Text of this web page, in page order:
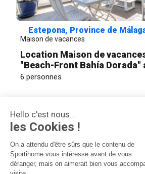
Hello c'est nous...
les Cookies !
On a attendu d'être sûrs que le contenu de
Sportihome vous intéresse avant de vous
déranger, mais on aimerait bien vous
Estepona, Province de
Maison de vacances
Location Maison de
"Beach-Front Bahía Dorada"
vue sur mer, piscine partagée
6 personnes
Location de